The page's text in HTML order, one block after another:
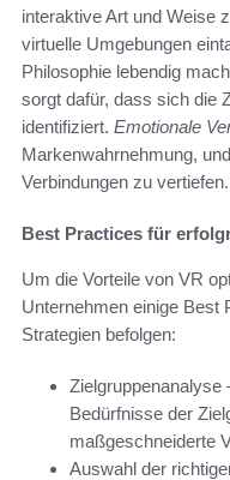
interaktive Art und Weise
virtuelle Umgebungen
Philosophie lebendig
sorgt dafür, dass sich die
identifiziert. Emotionale
Markenwahrnehmung,
Verbindungen zu vertiefen.
Best Practices für
Um die Vorteile von VR
Unternehmen einige Best
Strategien befolgen:
Zielgruppenanalyse
Bedürfnisse der
maßgeschneiderte
Auswahl der